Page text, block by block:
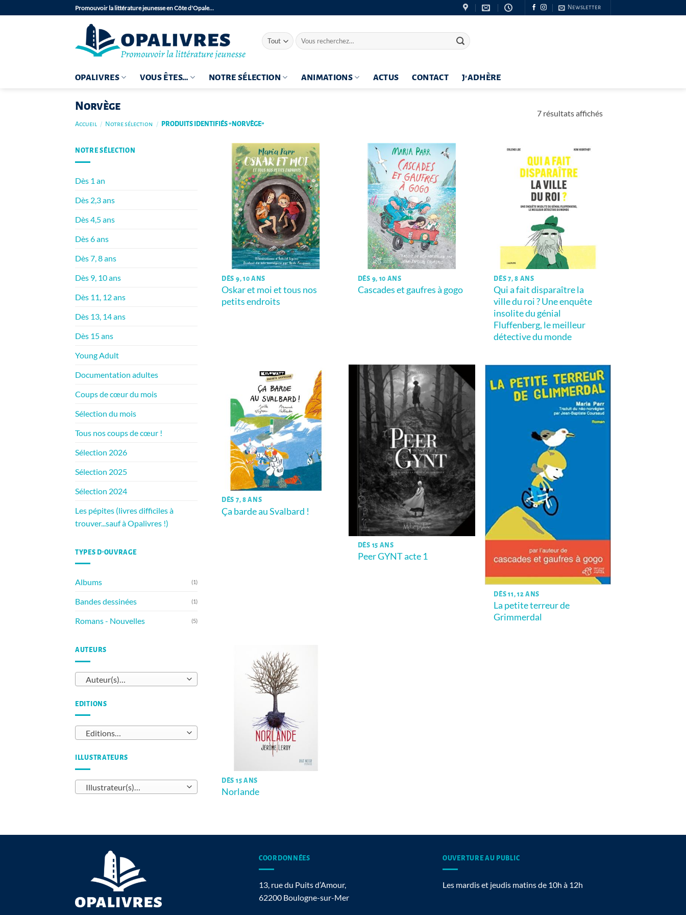
au
Promouvoir la littérature jeunesse en Côte d'Opale… Newsletter
Recherche
pour :
OPALIVRES VOUS ÊTES… NOTRE SÉLECTION ANIMATIONS ACTUS CONTACT J’ADHÈRE
Norvège
Accueil / Notre sélection / PRODUITS IDENTIFIÉS “NORVÈGE”
7 résultats affichésTrié
NOTRE SÉLECTION
Dès 1 an
Dès 2,3 ans
Dès 4,5 ans
Dès 6 ans
Dès 7, 8 ans
Dès 9, 10 ans
Dès 11, 12 ans
Dès 13, 14 ans
Dès 15 ans
Young Adult
Documentation adultes
Coups de cœur du mois
Sélection du mois
Tous nos coups de cœur !
Sélection 2026
Sélection 2025
Sélection 2024
Les pépites (livres difficiles à
trouver...sauf à Opalivres !)
TYPES D’OUVRAGE
Albums (1)
Bandes dessinées (1)
Romans - Nouvelles (5)
AUTEURS
Auteur(s)…
EDITIONS
Editions…
ILLUSTRATEURS
Illustrateur(s)…
DÈS 9, 10 ANS
Oskar et moi et tous nos
petits endroits
DÈS 9, 10 ANS
Cascades et gaufres à gogo
DÈS 7, 8 ANS
Qui a fait disparaître la
ville du roi ? Une enquête
insolite du génial
Fluffenberg, le meilleur
détective du monde
DÈS 7, 8 ANS
Ça barde au Svalbard !
DÈS 15 ANS
Peer GYNT acte 1
DÈS 11, 12 ANS
La petite terreur de
Grimmerdal
DÈS 15 ANS
Norlande
COORDONNÉES
13, rue du Puits d’Amour,
62200 Boulogne-sur-Mer
OUVERTURE AU PUBLIC
Les mardis et jeudis matins de 10h à 12h